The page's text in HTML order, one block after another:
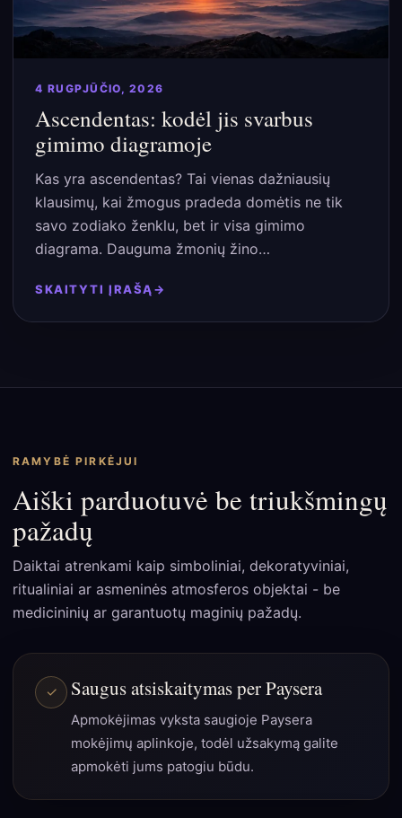
4 RUGPJŪČIO, 2026
Ascendentas: kodėl jis svarbus
gimimo diagramoje
Kas yra ascendentas? Tai vienas dažniausių
klausimų, kai žmogus pradeda domėtis ne tik
savo zodiako ženklu, bet ir visa gimimo
diagrama. Dauguma žmonių žino…
SKAITYTI ĮRAŠĄ
RAMYBĖ PIRKĖJUI
Aiški parduotuvė be triukšmingų
pažadų
Daiktai atrenkami kaip simboliniai, dekoratyviniai,
ritualiniai ar asmeninės atmosferos objektai - be
medicininių ar garantuotų maginių pažadų.
Saugus atsiskaitymas per Paysera
Apmokėjimas vyksta saugioje Paysera
mokėjimų aplinkoje, todėl užsakymą galite
apmokėti jums patogiu būdu.